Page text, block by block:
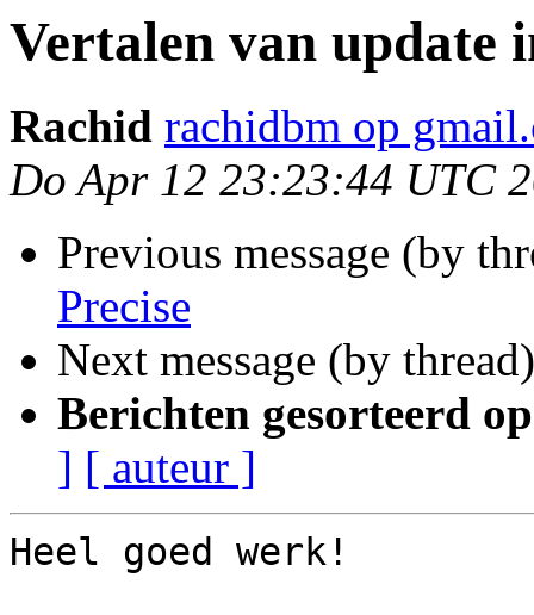
Vertalen van update
Rachid rachidbm op
Do Apr 12 23:23:44 UTC
Previous message (by
Precise
Next message (by
Berichten gesorteerd
] [ auteur ]
Heel goed werk!